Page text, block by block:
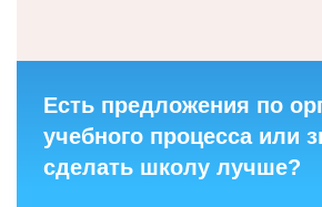
Есть предложения по
учебного процесса или
сделать школу лучше?